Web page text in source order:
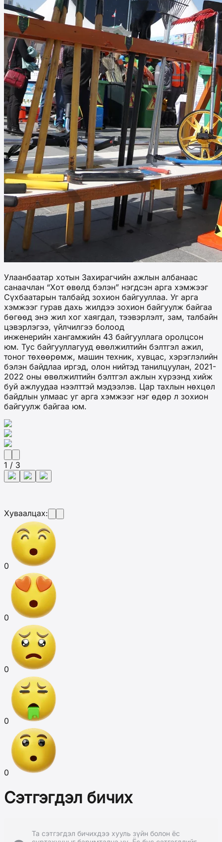
Улаанбаатар хотын Захирагчийн ажлын албанаас
санаачлан “Хот өвөлд бэлэн” нэгдсэн арга хэмжээг
Сүхбаатарын талбайд зохион байгууллаа. Уг арга
хэмжээг гурав дахь жилдээ зохион байгуулж байгаа
бөгөөд энэ жил хог хаягдал, тээвэрлэлт, зам, талбайн
цэвэрлэгээ, үйлчилгээ болоод
инженерийн хангамжийн 43 байгууллага оролцсон
юм. Тус байгууллагууд өвөлжилтийн бэлтгэл ажил,
тоног төхөөрөмж, машин техник, хувцас, хэрэглэлийн
бэлэн байдлаа иргэд, олон нийтэд танилцуулан, 2021-
2022 оны өвөлжилтийн бэлтгэл ажлын хүрээнд хийж
буй ажлуудаа нээлттэй мэдээлэв. Цар тахлын нөхцөл
байдлын улмаас уг арга хэмжээг нэг өдөр л зохион
байгуулж байгаа юм.
1 / 3
Хуваалцах:
0
0
0
0
0
Сэтгэгдэл бичих
Та сэтгэгдэл бичихдээ хууль зүйн болон ёс